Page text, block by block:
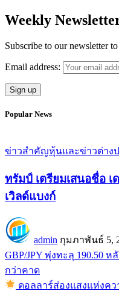
Weekly
Subscribe to our newsletter
Email address:
Popular News
ข่าวสำคัญหุ้นและข่าวต่าง
ทรัมป์ เตรียมเสนอชื่อ
เวิลด์แบงก์
admin กุมภาพันธ์ 5,
GBP/JPY พุ่งทะลุ 190.50
กว่าคาด
ดอลลาร์ส่องแสงแห่งค